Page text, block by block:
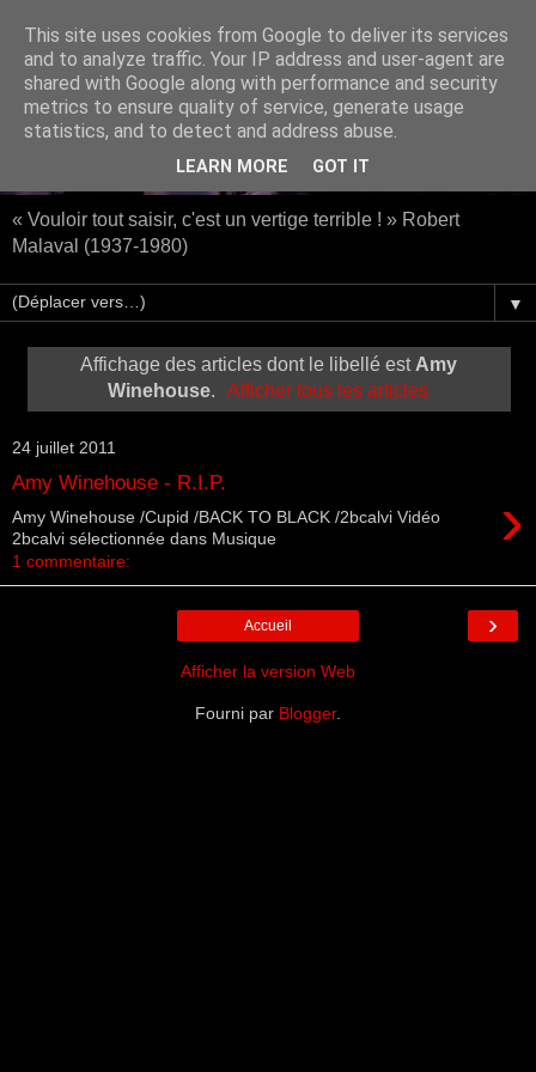
« Vouloir tout saisir, c'est un vertige terrible ! » Robert
Malaval (1937-1980)
▼
Affichage des articles dont le libellé est Amy
Winehouse. Afficher tous les articles
24 juillet 2011
Amy Winehouse - R.I.P. ›
Amy Winehouse /Cupid /BACK TO BLACK /2bcalvi Vidéo
2bcalvi sélectionnée dans Musique
1 commentaire:
›
Accueil
Afficher la version Web
Fourni par Blogger.
This site uses cookies from Google to deliver its services
and to analyze traffic. Your IP address and user-agent are
shared with Google along with performance and security
metrics to ensure quality of service, generate usage
statistics, and to detect and address abuse.
LEARN MORE GOT IT